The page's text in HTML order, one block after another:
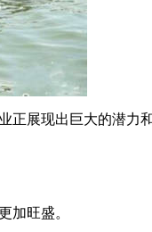
展现出巨大的潜力
加旺盛。